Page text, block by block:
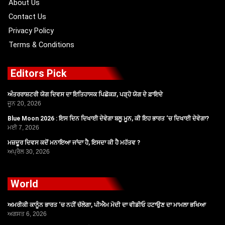
About Us
Contact Us
Privacy Policy
Terms & Conditions
Editors Pick
ਅੰਤਰਰਾਸ਼ਟਰੀ ਯੋਗ ਦਿਵਸ ਦਾ ਇਤਿਹਾਸਕ ਪਿਛੋਕੜ, ਪੜ੍ਹੋ ਯੋਗ ਦੇ ਫ਼ਾਇਦੇ
ਜੂਨ 20, 2026
Blue Moon 2026 : ਇਸ ਦਿਨ ਦਿਖਾਈ ਦੇਵੇਗਾ ਬਲੂ ਮੂਨ, ਕੀ ਇਹ ਭਾਰਤ ‘ਚ ਦਿਖਾਈ ਦੇਵੇਗਾ?
ਮਈ 7, 2026
ਮਜ਼ਦੂਰ ਦਿਵਸ ਕਦੋਂ ਮਨਾਇਆ ਜਾਂਦਾ ਹੈ, ਇਸਦਾ ਕੀ ਹੈ ਮਹੱਤਵ ?
ਅਪ੍ਰੈਲ 30, 2026
World
ਅਮਰੀਕੀ ਕਾਨੂੰਨ ਭਾਰਤ ‘ਚ ਨਹੀਂ ਚੱਲੇਗਾ, ਪੀਐਮ ਮੋਦੀ ਦਾ ਵੀਡੀਓ ਹਟਾਉਣ ਦਾ ਮਾਮਲਾ ਭਖਿਆ
ਅਗਸਤ 6, 2026